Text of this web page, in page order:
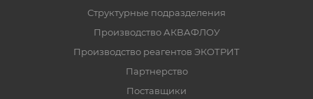
Структурные подразделения
Производство АКВАФЛОУ
Производство реагентов ЭКОТРИТ
Партнерство
Поставщики